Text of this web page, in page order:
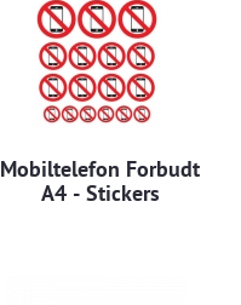
Mobiltelefon Forbudt
A4 - Stickers